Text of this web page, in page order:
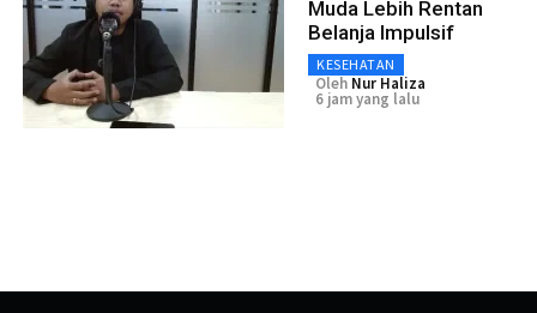
Muda Lebih Rentan
Belanja Impulsif
KESEHATAN
Oleh Nur Haliza
6 jam yang lalu